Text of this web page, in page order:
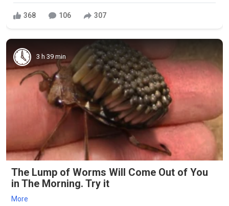
368 106 307
3 h 39 min
The Lump of Worms Will Come Out of You
in The Morning. Try it
More